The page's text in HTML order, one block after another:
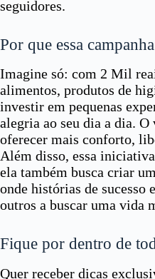
seguidores.
Por que essa
Imagine só: com 2 Mil
alimentos, produtos de
investir em pequenas
alegria ao seu dia a dia.
oferecer mais conforto,
Além disso, essa
ela também busca criar
onde histórias de sucesso
outros a buscar uma vida
Fique por dentro de
Quer receber dicas